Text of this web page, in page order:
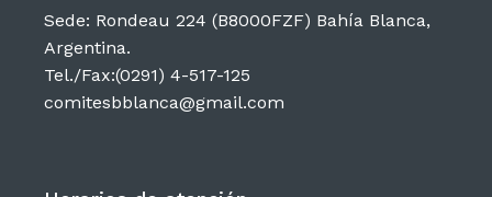
Sede: Rondeau 224 (B8000FZF) Bahía Blanca,
Argentina.
Tel./Fax:(0291) 4-517-125
comitesbblanca@gmail.com